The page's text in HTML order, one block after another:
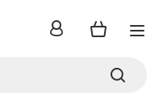
Anmelden